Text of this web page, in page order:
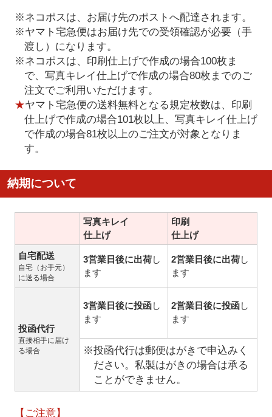
※ネコポスは、お届け先のポストへ配達されます。
※ヤマト宅急便はお届け先での受領確認が必要（手
渡し）になります。
※ネコポスは、印刷仕上げで作成の場合100枚ま
で、写真キレイ仕上げで作成の場合80枚までのご
注文でご利用いただけます。
★ヤマト宅急便の送料無料となる規定枚数は、印刷
仕上げで作成の場合101枚以上、写真キレイ仕上げ
で作成の場合81枚以上のご注文が対象となりま
す。
納期について
写真キレイ
仕上げ
印刷
仕上げ
自宅配送
自宅（お手元）
に送る場合
3営業日後に出荷し
ます
2営業日後に出荷し
ます
投函代行
直接相手に届け
る場合
3営業日後に投函し
ます
2営業日後に投函し
ます
※投函代行は郵便はがきで申込みく
ださい。私製はがきの場合は承る
ことができません。
【ご注意】